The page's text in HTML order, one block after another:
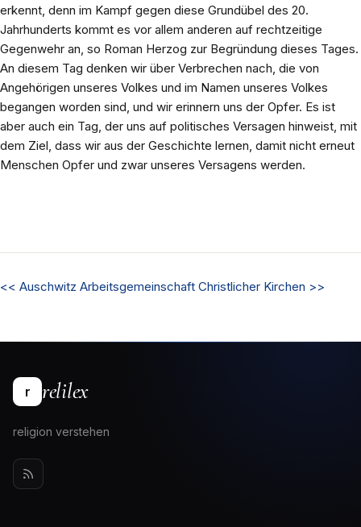
erkennt, denn im Kampf gegen diese Grundübel des 20.
Jahrhunderts kommt es vor allem anderen auf rechtzeitige
Gegenwehr an, so Roman Herzog zur Begründung dieses Tages.
An diesem Tag denken wir über Verbrechen nach, die von
Angehörigen unseres Volkes und im Namen unseres Volkes
begangen worden sind, und wir erinnern uns der Opfer. Es ist
aber auch ein Tag, der uns auf politisches Versagen hinweist, mit
dem Ziel, dass wir aus der Geschichte lernen, damit nicht erneut
Menschen Opfer und zwar unseres Versagens werden.
<< Auschwitz Arbeitsgemeinschaft Christlicher Kirchen >>
r relilex
religion verstehen